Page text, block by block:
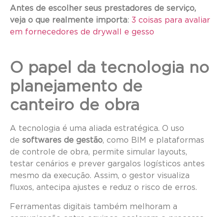
Antes de escolher seus prestadores de serviço,
veja o que realmente importa: 3 coisas para avaliar
em fornecedores de drywall e gesso
O papel da tecnologia no
planejamento de
canteiro de obra
A tecnologia é uma aliada estratégica. O uso
de softwares de gestão, como BIM e plataformas
de controle de obra, permite simular layouts,
testar cenários e prever gargalos logísticos antes
mesmo da execução. Assim, o gestor visualiza
fluxos, antecipa ajustes e reduz o risco de erros.
Ferramentas digitais também melhoram a